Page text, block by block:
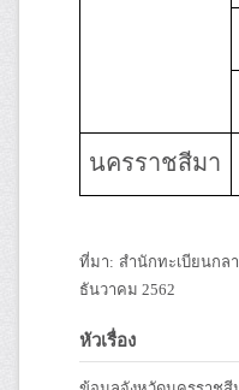
นครราชสีมา
ที่มา: สำนักทะเบียนกล
ธันวาคม 2562
หัวเรื่อง